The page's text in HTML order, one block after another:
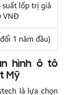
suất lốp trị giá
VNĐ
1 năm đầu)
hình ô tô
Mỹ
là lựa chọn